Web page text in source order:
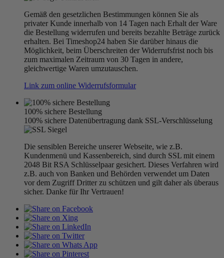
Gemäß den gesetzlichen Bestimmungen können Sie als
privater Kunde innerhalb von 14 Tagen nach Erhalt der Ware
die Bestellung widerrufen und bereits bezahlte Beträge zurück
erhalten. Bei Timeshop24 haben Sie darüber hinaus die
Möglichkeit, beim Überschreiten der Widerrufsfrist noch bis
zum maximalen Zeitraum von 30 Tagen in andere,
gleichwertige Waren umzutauschen.
Link zum online Widerrufsformular
100% sichere Bestellung
100% sichere Datenübertragung dank SSL-Verschlüsselung
Die sensiblen Bereiche unserer Webseite, wie z.B.
Kundenmenü und Kassenbereich, sind durch SSL mit einem
2048 Bit RSA Schlüsselpaar gesichert. Dieses Verfahren wird
z.B. auch von Banken und Behörden verwendet um Daten
vor dem Zugriff Dritter zu schützen und gilt daher als überaus
sicher. Danke für Ihr Vertrauen!